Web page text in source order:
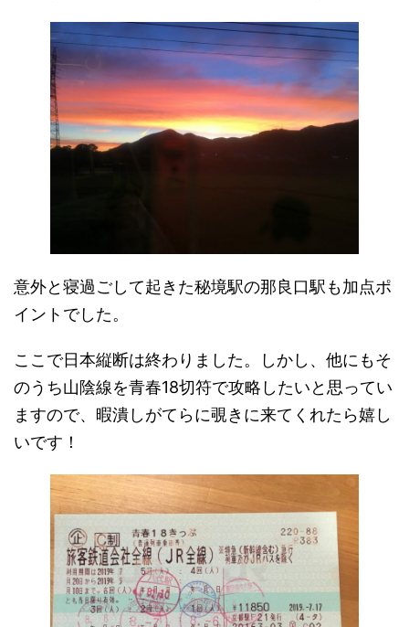
意外と寝過ごして起きた秘境駅の那良口駅も加点ポ
イントでした。
ここで日本縦断は終わりました。しかし、他にもそ
のうち山陰線を青春18切符で攻略したいと思ってい
ますので、暇潰しがてらに覗きに来てくれたら嬉し
いです！